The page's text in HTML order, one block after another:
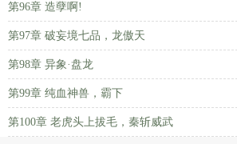
第96章 造孽啊!
第97章 破妄境七品，龙傲天
第98章 异象·盘龙
第99章 纯血神兽，霸下
第100章 老虎头上拔毛，秦斩威武